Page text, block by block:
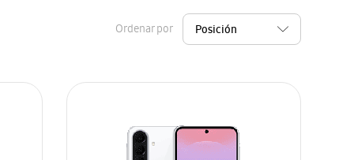
Ordenar por